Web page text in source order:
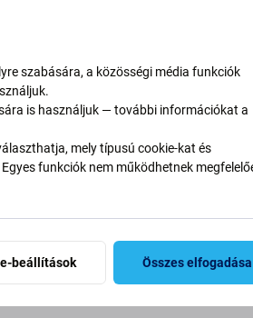
szabására, a közösségi média funkciók
is használjuk — további információkat a
mely típusú cookie-kat és
funkciók nem működhetnek
beállítások Összes elfogadása